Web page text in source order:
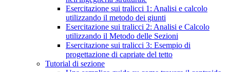
Esercitazione sui tralicci 1: Analisi e calcolo
utilizzando il metodo dei giunti
Esercitazione sui tralicci 2: Analisi e Calcolo
utilizzando il Metodo delle Sezioni
Esercitazione sui tralicci 3: Esempio di
progettazione di capriate del tetto
Tutorial di sezione